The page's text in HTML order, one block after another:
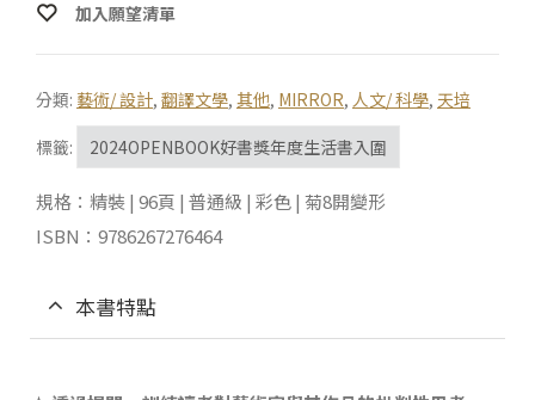
加入願望清單
分類: 藝術/ 設計, 翻譯文學, 其他, MIRROR, 人文/ 科學, 天培
標籤:
2024OPENBOOK好書獎年度生活書入圍
規格：精裝 | 96頁 | 普通級 | 彩色 | 菊8開變形
ISBN：9786267276464
本書特點